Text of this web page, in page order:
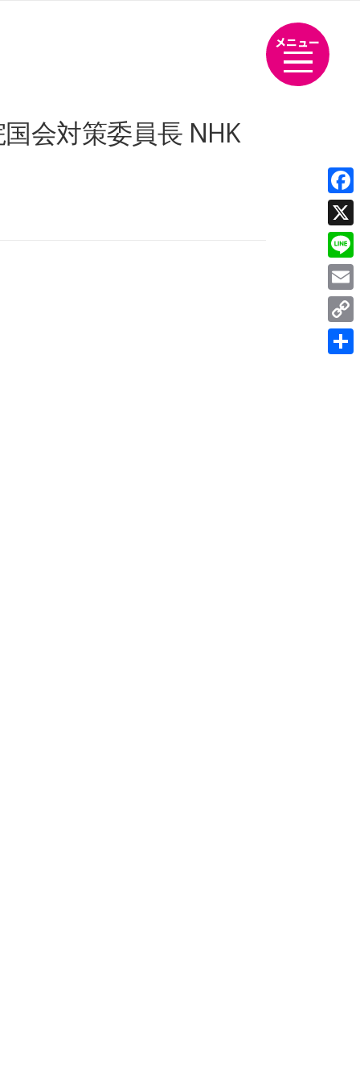
メニュー
会対策委員長 NHK
X
Line
Link